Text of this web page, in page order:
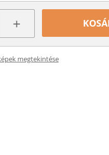
+
megtekintése